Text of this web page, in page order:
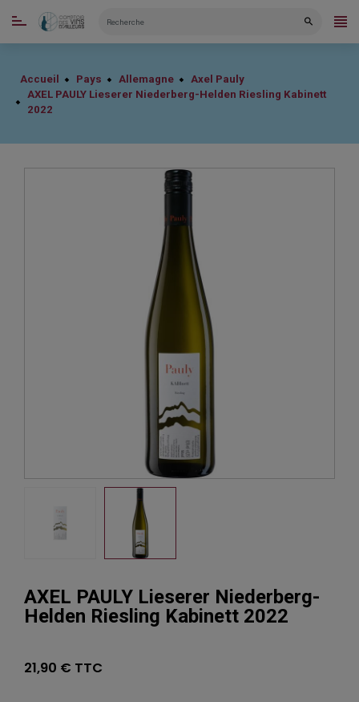
CATÉGORIES
Accueil Pays Allemagne
Axel Pauly
AXEL PAULY Lieserer Niederberg-Helden Riesling Kabinett
2022
AXEL PAULY Lieserer Niederberg-
Helden Riesling Kabinett 2022
21,90 € TTC